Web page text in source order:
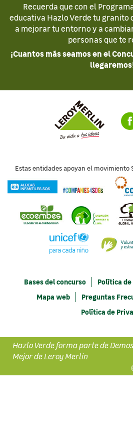
Recuerda que con el
educativa Hazlo Verde tu granito
a mejorar tu entorno y a
personas que te
¡Cuantos más seamos en el
Estas entidades apoyan el movimiento
Bases del concurso Política
Mapa web
Preguntas
Política de
Hazlo Verde forma parte de
Mejor de Leroy Merlin